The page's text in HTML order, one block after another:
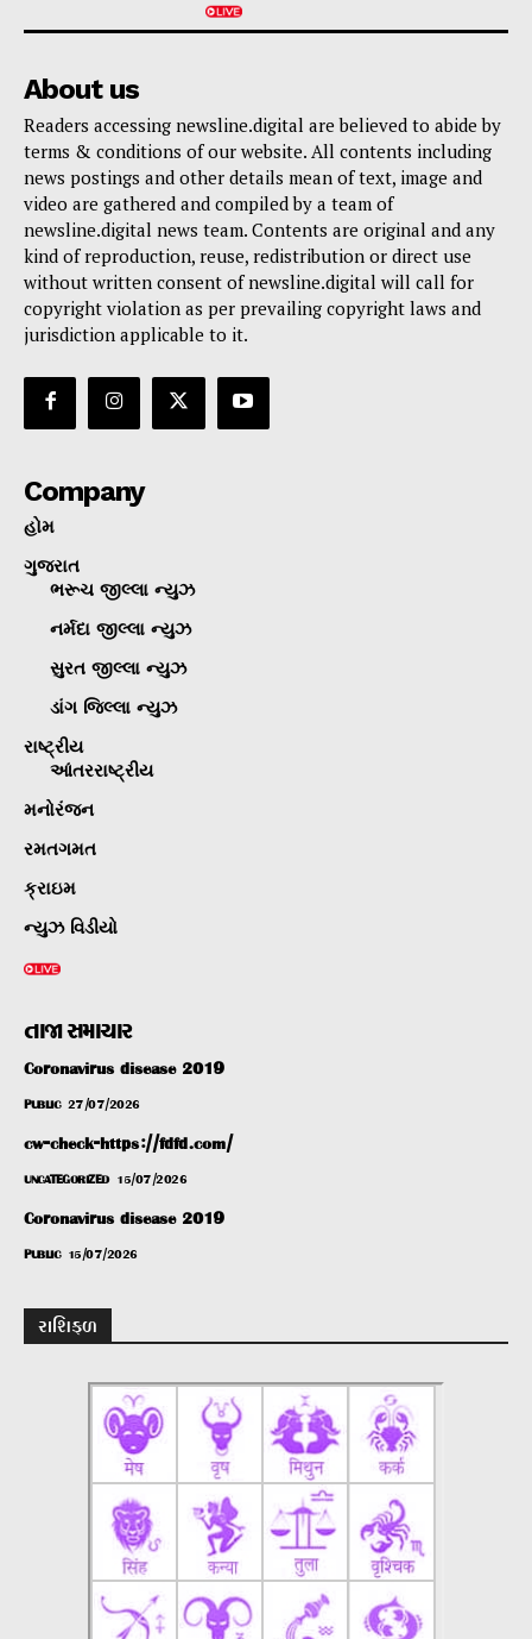
About us
Readers accessing newsline.digital are believed to abide by
terms & conditions of our website. All contents including
news postings and other details mean of text, image and
video are gathered and compiled by a team of
newsline.digital news team. Contents are original and any
kind of reproduction, reuse, redistribution or direct use
without written consent of newsline.digital will call for
copyright violation as per prevailing copyright laws and
jurisdiction applicable to it.
Company
હોમ
ગુજરાત
ભરૂચ જીલ્લા ન્યુઝ
નર્મદા જીલ્લા ન્યુઝ
સુરત જીલ્લા ન્યુઝ
ડાંગ જિલ્લા ન્યુઝ
રાષ્ટ્રીય
આંતરરાષ્ટ્રીય
મનોરંજન
રમતગમત
ક્રાઇમ
ન્યુઝ વિડીયો
તાજા સમાચાર
Coronavirus disease 2019
PUBLIC 27/07/2026
cw-check-https://fdfd.com/
UNCATEGORIZED 15/07/2026
Coronavirus disease 2019
PUBLIC 15/07/2026
રાશિફળ